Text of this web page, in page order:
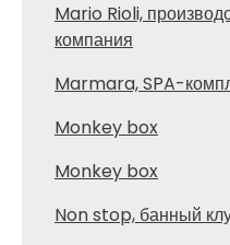
Mario Rioli,
компания
Marmara, SPA-
Monkey box
Monkey box
Non stop, банный